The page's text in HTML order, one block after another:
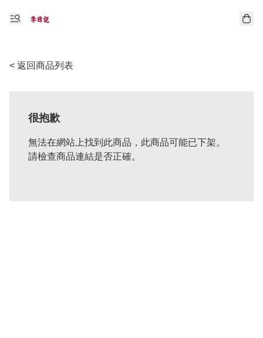
< 返回商品列表
很抱歉
無法在網站上找到此商品，此商品可能已下架。
請檢查商品連結是否正確。